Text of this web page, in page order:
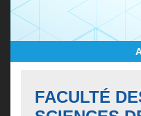
FACULTÉ